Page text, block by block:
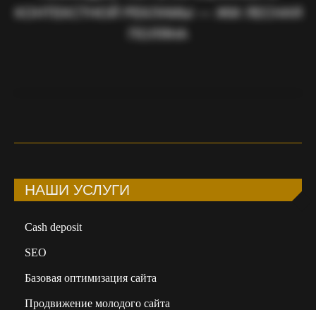
КОНТЕКСТНОЙ РЕКЛАМЫ — ЖМ ЛЕСНАЯ
ПОЛЯНА
НАШИ УСЛУГИ
Сash deposit
SEO
Базовая оптимизация сайта
Продвижение молодого сайта